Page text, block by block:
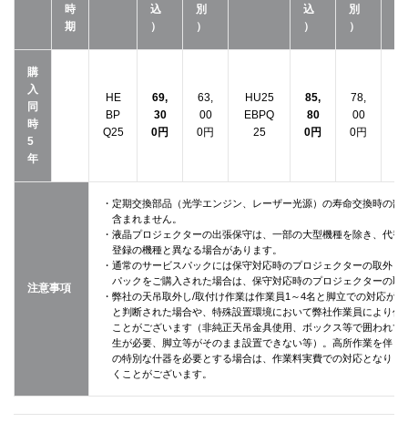
時
期
込
）
別
）
込
）
別
）
購
入
同
時
5
年
HE
BP
Q25
69,
30
0円
63,
00
0円
HU25
EBPQ
25
85,
80
0円
78,
00
0円
注意事項
・定期交換部品（光学エンジン、レーザー光源）の寿命交換時の
含まれません。
・液晶プロジェクターの出張保守は、一部の大型機種を除き、代
登録の機種と異なる場合があります。
・通常のサービスパックには保守対応時のプロジェクターの取外
パックをご購入された場合は、保守対応時のプロジェクターの
・弊社の天吊取外し/取付け作業は作業員1～4名と脚立での対応が
と判断された場合や、特殊設置環境において弊社作業員により
ことがございます（非純正天吊金具使用、ボックス等で囲われ
生が必要、脚立等がそのまま設置できない等）。高所作業を伴
の特別な什器を必要とする場合は、作業料実費での対応となり
くことがございます。